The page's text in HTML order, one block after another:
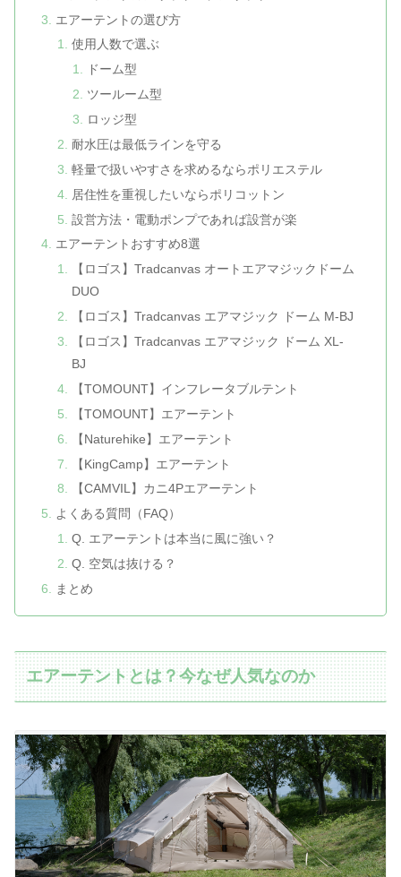
エアーテントの選び方
使用人数で選ぶ
ドーム型
ツールーム型
ロッジ型
耐水圧は最低ラインを守る
軽量で扱いやすさを求めるならポリエステル
居住性を重視したいならポリコットン
設営方法・電動ポンプであれば設営が楽
エアーテントおすすめ8選
【ロゴス】Tradcanvas オートエアマジックドーム
DUO
【ロゴス】Tradcanvas エアマジック ドーム M-BJ
【ロゴス】Tradcanvas エアマジック ドーム XL-
BJ
【TOMOUNT】インフレータブルテント
【TOMOUNT】エアーテント
【Naturehike】エアーテント
【KingCamp】エアーテント
【CAMVIL】カニ4Pエアーテント
よくある質問（FAQ）
Q. エアーテントは本当に風に強い？
Q. 空気は抜ける？
まとめ
エアーテントとは？今なぜ人気なのか